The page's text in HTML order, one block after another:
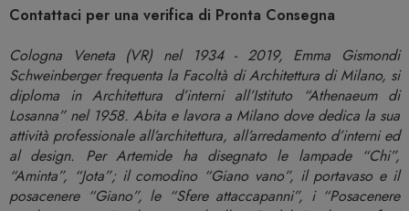
Contattaci per una verifica di Pronta Consegna
Cologna Veneta (VR) nel 1934 - 2019, Emma Gismondi
Schweinberger frequenta la Facoltà di Architettura di Milano, si
diploma in Architettura d’interni all’Istituto “Athenaeum di
Losanna” nel 1958. Abita e lavora a Milano dove dedica la sua
attività professionale all’architettura, all’arredamento d’interni ed
al design. Per Artemide ha disegnato le lampade “Chi”,
“Aminta”, “Jota”; il comodino “Giano vano”, il portavaso e il
posacenere “Giano”, le “Sfere attaccapanni”, i “Posacenere